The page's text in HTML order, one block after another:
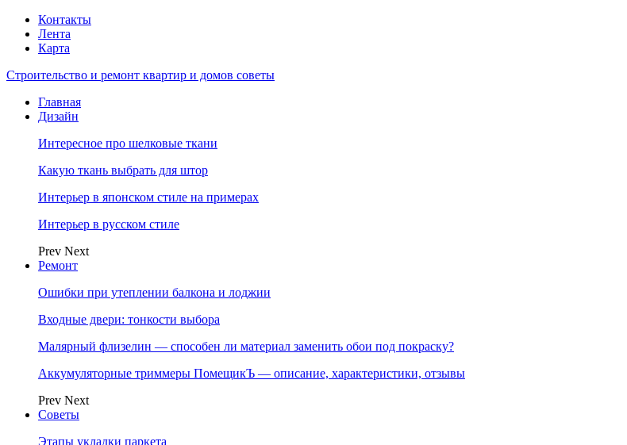
Контакты
Лента
Карта
Строительство и ремонт квартир и домов советы
Главная
Дизайн
Интересное про шелковые ткани
Какую ткань выбрать для штор
Интерьер в японском стиле на примерах
Интерьер в русском стиле
Prev Next
Ремонт
Ошибки при утеплении балкона и лоджии
Входные двери: тонкости выбора
Малярный флизелин — способен ли материал заменить обои под покраску?
Аккумуляторные триммеры ПомещикЪ — описание, характеристики, отзывы
Prev Next
Советы
Этапы укладки паркета